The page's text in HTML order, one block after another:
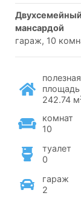
двухсемейный коттедж одноэтажный с жилой
мансардой
гараж, 10
полезная
площадь
242.74 м
комнат
10
туалет
0
гараж
2